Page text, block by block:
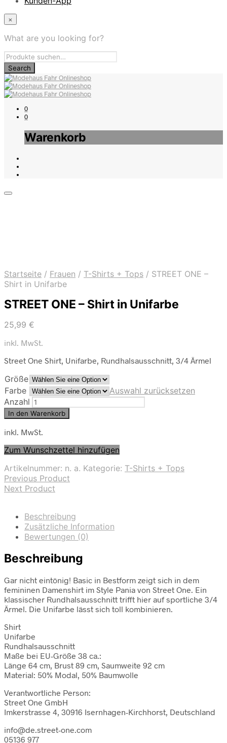
×
What are you looking for?
0
0
Warenkorb
Startseite / Frauen / T-Shirts + Tops / STREET ONE –
Shirt in Unifarbe
STREET ONE – Shirt in Unifarbe
25,99 €
inkl. MwSt.
Street One Shirt, Unifarbe, Rundhalsausschnitt, 3/4 Ärmel
Größe
Farbe
Auswahl zurücksetzen
Anzahl
In den Warenkorb
inkl. MwSt.
Zum Wunschzettel hinzufügen
Artikelnummer: n. a. Kategorie: T-Shirts + Tops
Previous Product
Next Product
Beschreibung
Zusätzliche Information
Bewertungen (0)
Beschreibung
Gar nicht eintönig! Basic in Bestform zeigt sich in dem
femininen Damenshirt im Style Pania von Street One. Ein
klassischer Rundhalsausschnitt trifft hier auf sportliche 3/4
Ärmel. Die Unifarbe lässt sich toll kombinieren.
Shirt
Unifarbe
Rundhalsausschnitt
Maße bei EU-Größe 38 ca.:
Länge 64 cm, Brust 89 cm, Saumweite 92 cm
Material: 50% Modal, 50% Baumwolle
Verantwortliche Person:
Street One GmbH
Imkerstrasse 4, 30916 Isernhagen-Kirchhorst, Deutschland
info@de.street-one.com
05136 977